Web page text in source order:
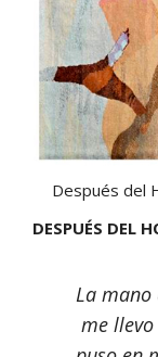
Después del
DESPUÉS DEL
La mano
me llevo